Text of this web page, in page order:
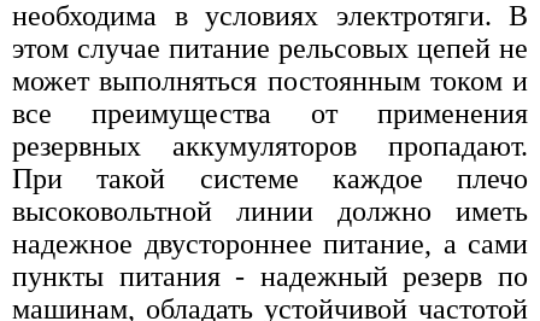
необходима в условиях электротяги. В
этом случае питание рельсовых цепей не
может выполняться постоянным током и
все преимущества от применения
резервных аккумуляторов пропадают.
При такой системе каждое плечо
высоковольтной линии должно иметь
надежное двустороннее питание, а сами
пункты питания - надежный резерв по
машинам, обладать устойчивой частотой